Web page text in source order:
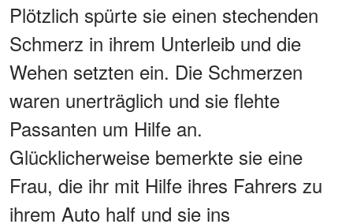
Plötzlich spürte sie einen stechenden
Schmerz in ihrem Unterleib und die
Wehen setzten ein. Die Schmerzen
waren unerträglich und sie flehte
Passanten um Hilfe an.
Glücklicherweise bemerkte sie eine
Frau, die ihr mit Hilfe ihres Fahrers zu
ihrem Auto half und sie ins